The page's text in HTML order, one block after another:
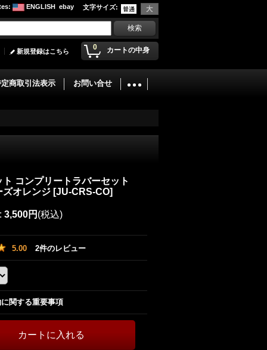
文字サイズ:
: ENGLISH ebay
0 カートの中身
新規登録はこちら
商取引法表示 お問い合せ
ト コンプリートラバーセット
ズオレンジ [JU-CRS-CO]
: 3,500円 (税込)
5.00 2件のレビュー
関する重要事項